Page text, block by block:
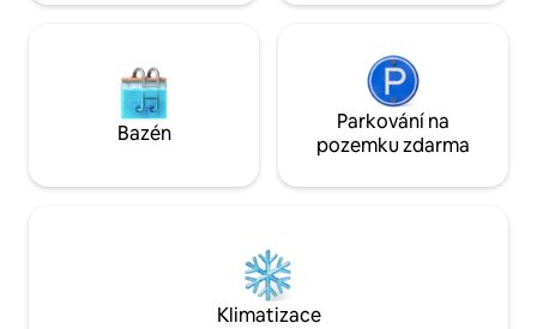
Bazén
Parkování na
pozemku zdarma
Klimatizace